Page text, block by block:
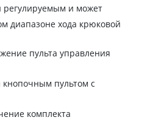
регулируемым и может
диапазоне хода крюковой
пульта управления
кнопочным пультом с
комплекта